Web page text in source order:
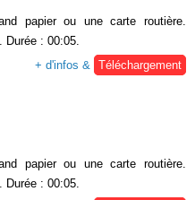
papier ou une carte routière.
. Durée : 00:05.
+ d'infos &
Téléchargement
papier ou une carte routière.
. Durée : 00:05.